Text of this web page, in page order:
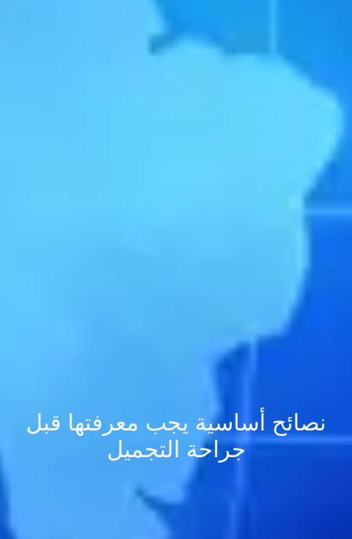
نصائح أساسية يجب معرفتها قبل
جراحة التجميل